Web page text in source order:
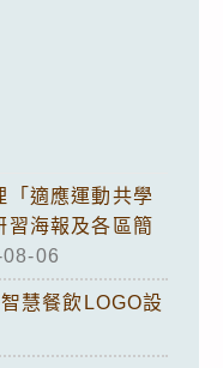
「適應運動共學
習海報及各區簡
06
慧餐飲LOGO設